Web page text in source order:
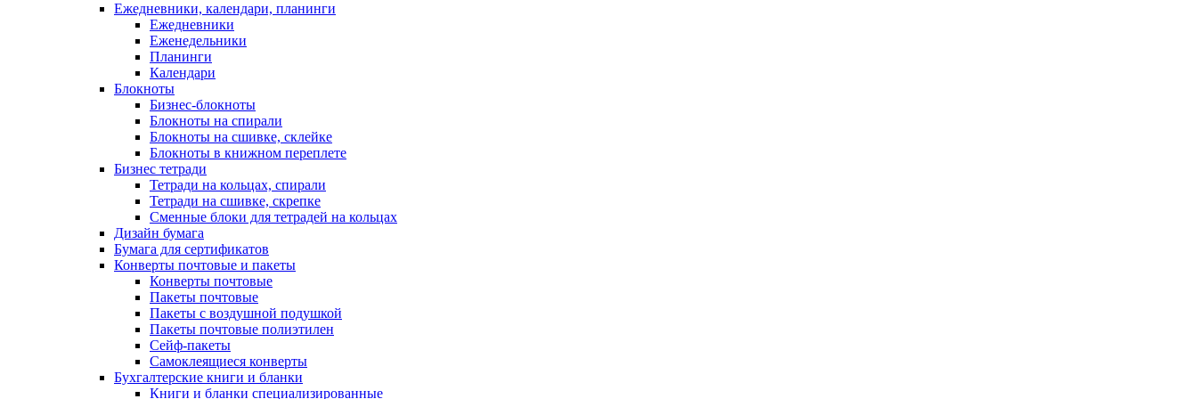
Ежедневники, календари, планинги
Ежедневники
Еженедельники
Планинги
Календари
Блокноты
Бизнес-блокноты
Блокноты на спирали
Блокноты на сшивке, склейке
Блокноты в книжном переплете
Бизнес тетради
Тетради на кольцах, спирали
Тетради на сшивке, скрепке
Сменные блоки для тетрадей на кольцах
Дизайн бумага
Бумага для сертификатов
Конверты почтовые и пакеты
Конверты почтовые
Пакеты почтовые
Пакеты с воздушной подушкой
Пакеты почтовые полиэтилен
Сейф-пакеты
Самоклеящиеся конверты
Бухгалтерские книги и бланки
Книги и бланки специализированные